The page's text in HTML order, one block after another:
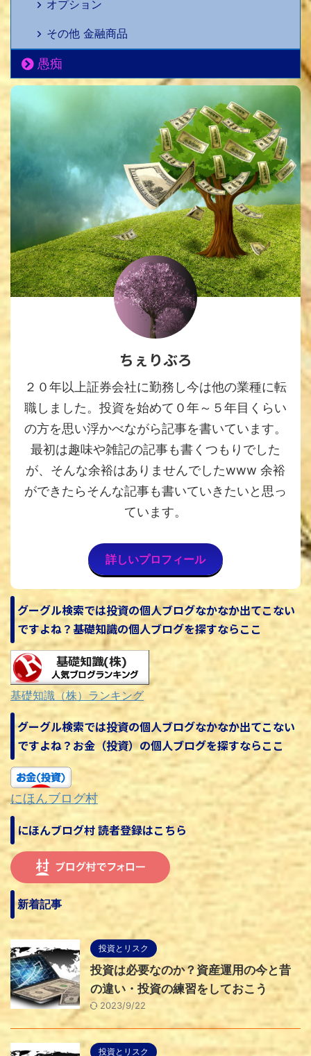
オプション
その他 金融商品
愚痴
ちぇりぶろ
２０年以上証券会社に勤務し今は他の業種に転
職しました。投資を始めて０年～５年目くらい
の方を思い浮かべながら記事を書いています。
最初は趣味や雑記の記事も書くつもりでした
が、そんな余裕はありませんでしたwww 余裕
ができたらそんな記事も書いていきたいと思っ
ています。
詳しいプロフィール
グーグル検索では投資の個人ブログなかなか出てこない
ですよね？基礎知識の個人ブログを探すならここ
基礎知識（株）ランキング
グーグル検索では投資の個人ブログなかなか出てこない
ですよね？お金（投資）の個人ブログを探すならここ
にほんブログ村
にほんブログ村 読者登録はこちら
新着記事
投資とリスク
投資は必要なのか？資産運用の今と昔
の違い・投資の練習をしておこう
2023/9/22
投資とリスク